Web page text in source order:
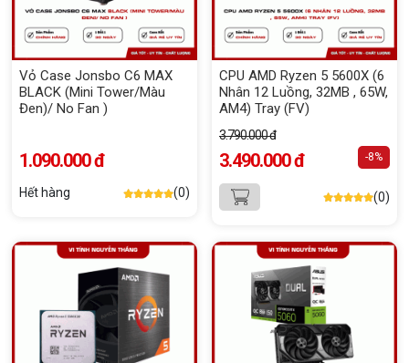
Vỏ Case Jonsbo C6 MAX
BLACK (Mini Tower/Màu
Đen)/ No Fan )
1.090.000 đ
Hết hàng (0)
CPU AMD Ryzen 5 5600X (6
Nhân 12 Luồng, 32MB , 65W,
AM4) Tray (FV)
3.790.000 đ
3.490.000 đ -8%
(0)